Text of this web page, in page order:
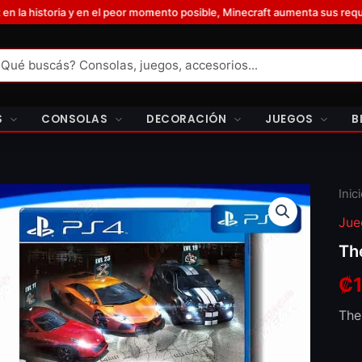
el peor momento posible, Minecraft aumenta sus requisitos y exige
CONSOLAS DECORACIÓN JUEGOS
₡
The